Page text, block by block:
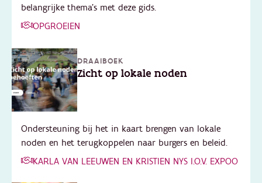
belangrijke thema's met deze gids.
OPGROEIEN
DRAAIBOEK
Zicht op lokale noden
Ondersteuning bij het in kaart brengen van lokale
noden en het terugkoppelen naar burgers en beleid.
KARLA VAN LEEUWEN EN KRISTIEN NYS I.O.V. EXPOO